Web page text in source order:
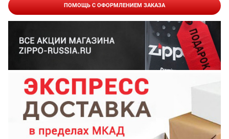
ПОМОЩЬ С ОФОРМЛЕНИЕМ ЗАКАЗА